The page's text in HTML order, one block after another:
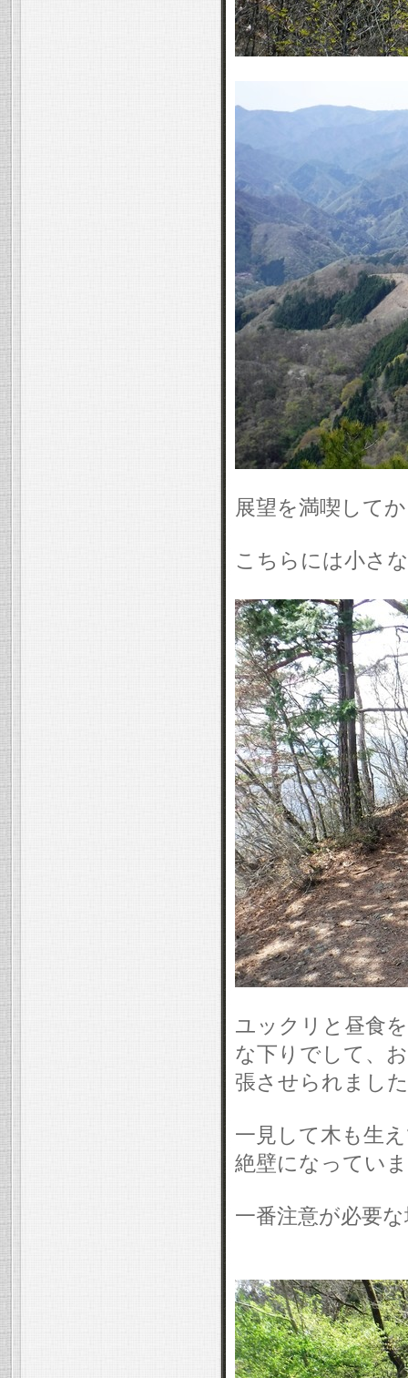
展望を満喫して
こちらには小さ
ユックリと昼食
な下りでして、
張させられまし
一見して木も生
絶壁になってい
一番注意が必要